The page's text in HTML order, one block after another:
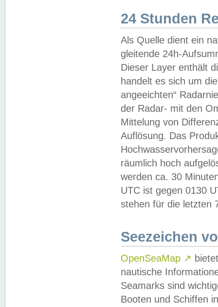
24 Stunden
Als Quelle dient ein
gleitende 24h-
Dieser Layer enthält
handelt es sich um
angeeichten“
der Radar- mit den
Mittelung von
Auflösung. Das
räumlich hoch
werden ca. 30
UTC ist gegen 0130
stehen für die letzten
Seezeichen
OpenSeaMap ↗
nautische
Seamarks sind
Booten und Schiffen